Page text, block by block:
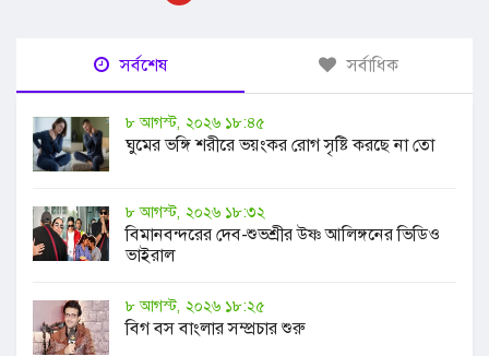
সর্বশেষ সর্বাধিক
৮ আগস্ট, ২০২৬ ১৮:৪৫
ঘুমের ভঙ্গি শরীরে ভয়ংকর রোগ সৃষ্টি করছে না তো
৮ আগস্ট, ২০২৬ ১৮:৩২
বিমানবন্দরের দেব-শুভশ্রীর উষ্ণ আলিঙ্গনের ভিডিও
ভাইরাল
৮ আগস্ট, ২০২৬ ১৮:২৫
বিগ বস বাংলার সম্প্রচার শুরু